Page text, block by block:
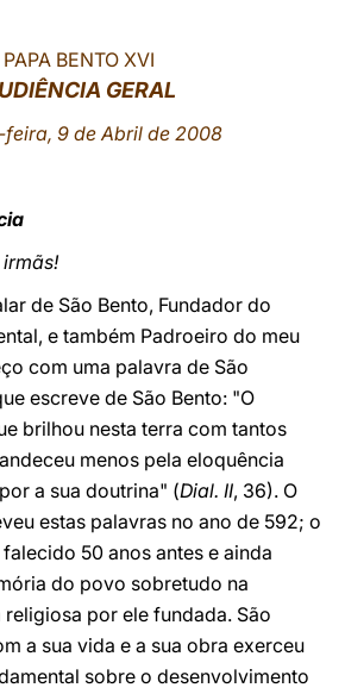
PAPA BENTO XVI
GERAL
feira, 9 de Abril de 2008
de São Bento, Fundador do
e também Padroeiro do meu
com uma palavra de São
escreve de São Bento: "O
brilhou nesta terra com tantos
menos pela eloquência
a sua doutrina" (Dial. II, 36). O
estas palavras no ano de 592; o
50 anos antes e ainda
do povo sobretudo na
por ele fundada. São
a sua vida e a sua obra exerceu
sobre o desenvolvimento